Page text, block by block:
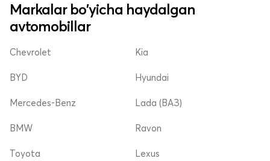
Markalar bo'yicha haydalgan
avtomobillar
Chevrolet
BYD
Mercedes-Benz
Kia
Hyundai
Lada (ВАЗ)
BMW
Toyota
Ravon
Lexus